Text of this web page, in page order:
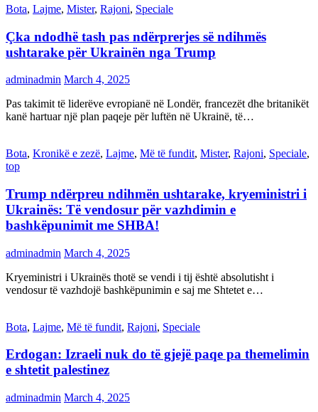
Bota, Lajme, Mister, Rajoni, Speciale
Çka ndodhë tash pas ndërprerjes së ndihmës
ushtarake për Ukrainën nga Trump
adminadmin March 4, 2025
Pas takimit të liderëve evropianë në Londër, francezët dhe britanikët
kanë hartuar një plan paqeje për luftën në Ukrainë, të…
Bota, Kronikë e zezë, Lajme, Më të fundit, Mister, Rajoni, Speciale,
top
Trump ndërpreu ndihmën ushtarake, kryeministri i
Ukrainës: Të vendosur për vazhdimin e
bashkëpunimit me SHBA!
adminadmin March 4, 2025
Kryeministri i Ukrainës thotë se vendi i tij është absolutisht i
vendosur të vazhdojë bashkëpunimin e saj me Shtetet e…
Bota, Lajme, Më të fundit, Rajoni, Speciale
Erdogan: Izraeli nuk do të gjejë paqe pa themelimin
e shtetit palestinez
adminadmin March 4, 2025